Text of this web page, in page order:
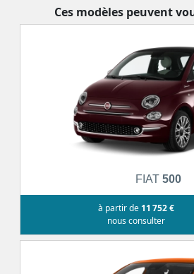
Ces modèles peuvent
FIAT 500
à partir de 11 752 €
nous consulter